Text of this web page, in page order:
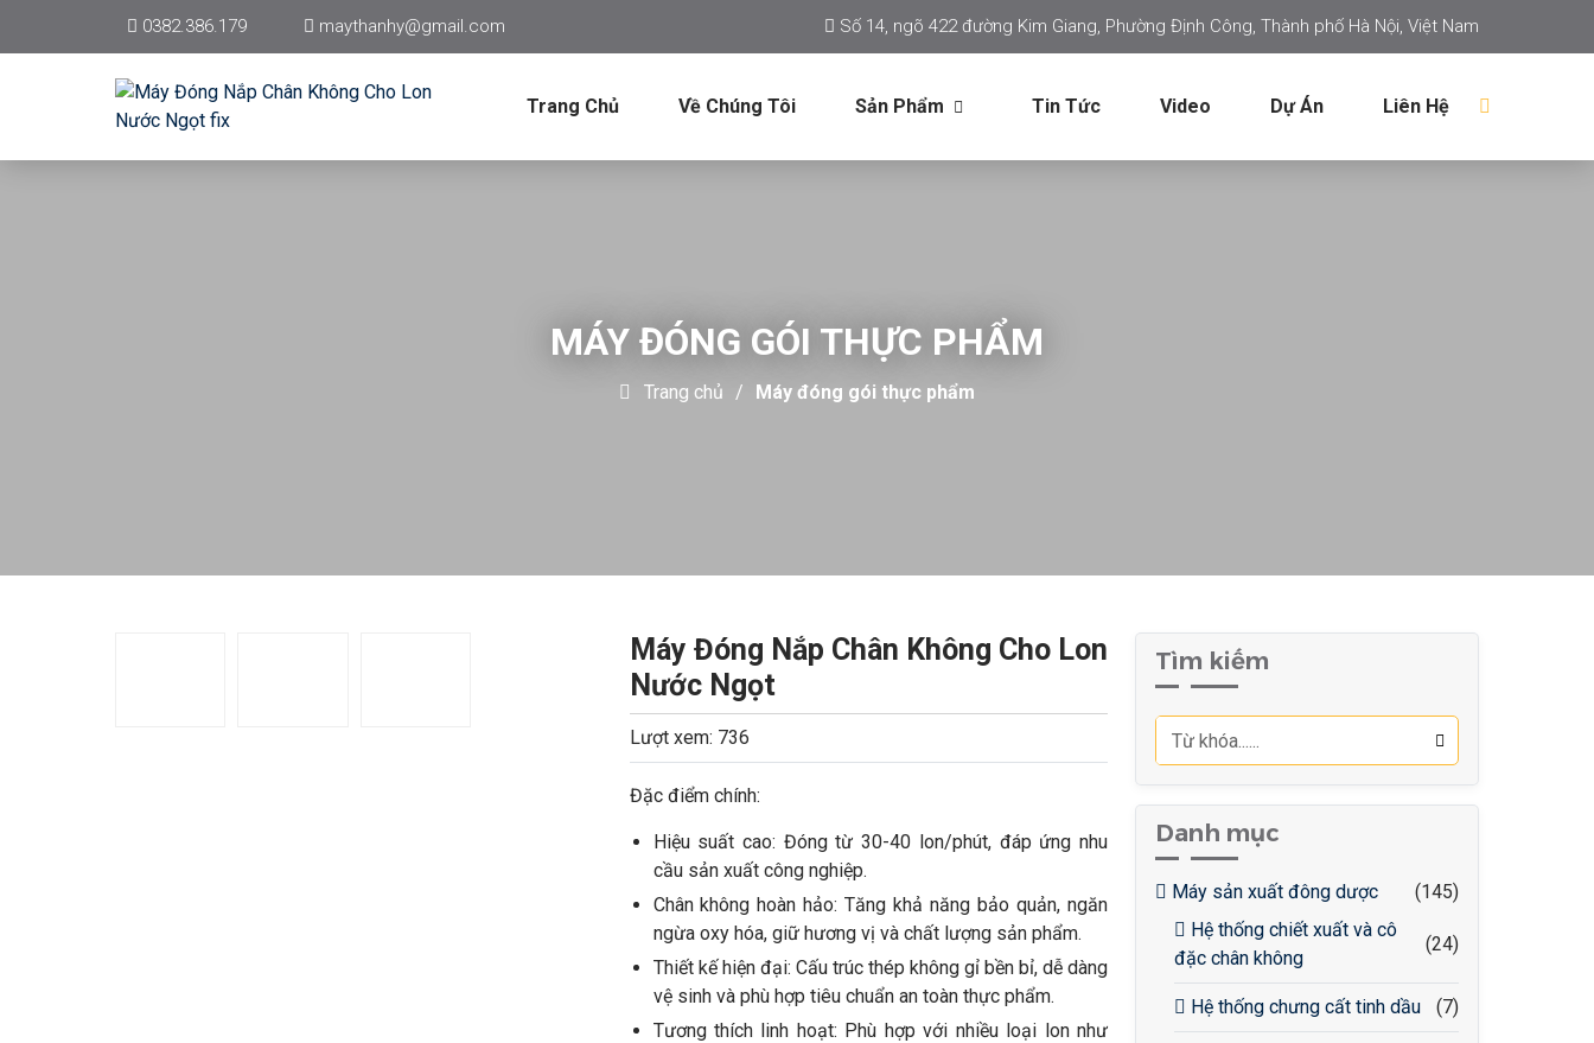
0382.386.179 maythanhy@gmail.com Số 14, ngõ 422 đường Kim Giang, Phường Định Công, Thành phố Hà Nội, Việt Nam
Trang Chủ Về Chúng Tôi Sản Phẩm Tin Tức Video Dự Án Liên Hệ
MÁY ĐÓNG GÓI THỰC PHẨM
Trang chủ Máy đóng gói thực phẩm
Máy Đóng Nắp Chân Không Cho Lon
Nước Ngọt
Lượt xem: 736
Đặc điểm chính:
Hiệu suất cao: Đóng từ 30-40 lon/phút, đáp ứng nhu
cầu sản xuất công nghiệp.
Chân không hoàn hảo: Tăng khả năng bảo quản, ngăn
ngừa oxy hóa, giữ hương vị và chất lượng sản phẩm.
Thiết kế hiện đại: Cấu trúc thép không gỉ bền bỉ, dễ dàng
vệ sinh và phù hợp tiêu chuẩn an toàn thực phẩm.
Tương thích linh hoạt: Phù hợp với nhiều loại lon như
Tìm kiếm
Danh mục
Máy sản xuất đông dược
(145)
Hệ thống chiết xuất và cô
đặc chân không
(24)
Hệ thống chưng cất tinh dầu (7)